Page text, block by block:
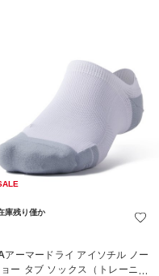
庫残り僅か
アーマードライ アイソチル ノー
ー タブ ソックス（トレーニン